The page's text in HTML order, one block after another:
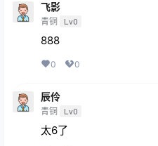
飞影
青铜 Lv0
888
0 0
辰伶
青铜 Lv0
太6了